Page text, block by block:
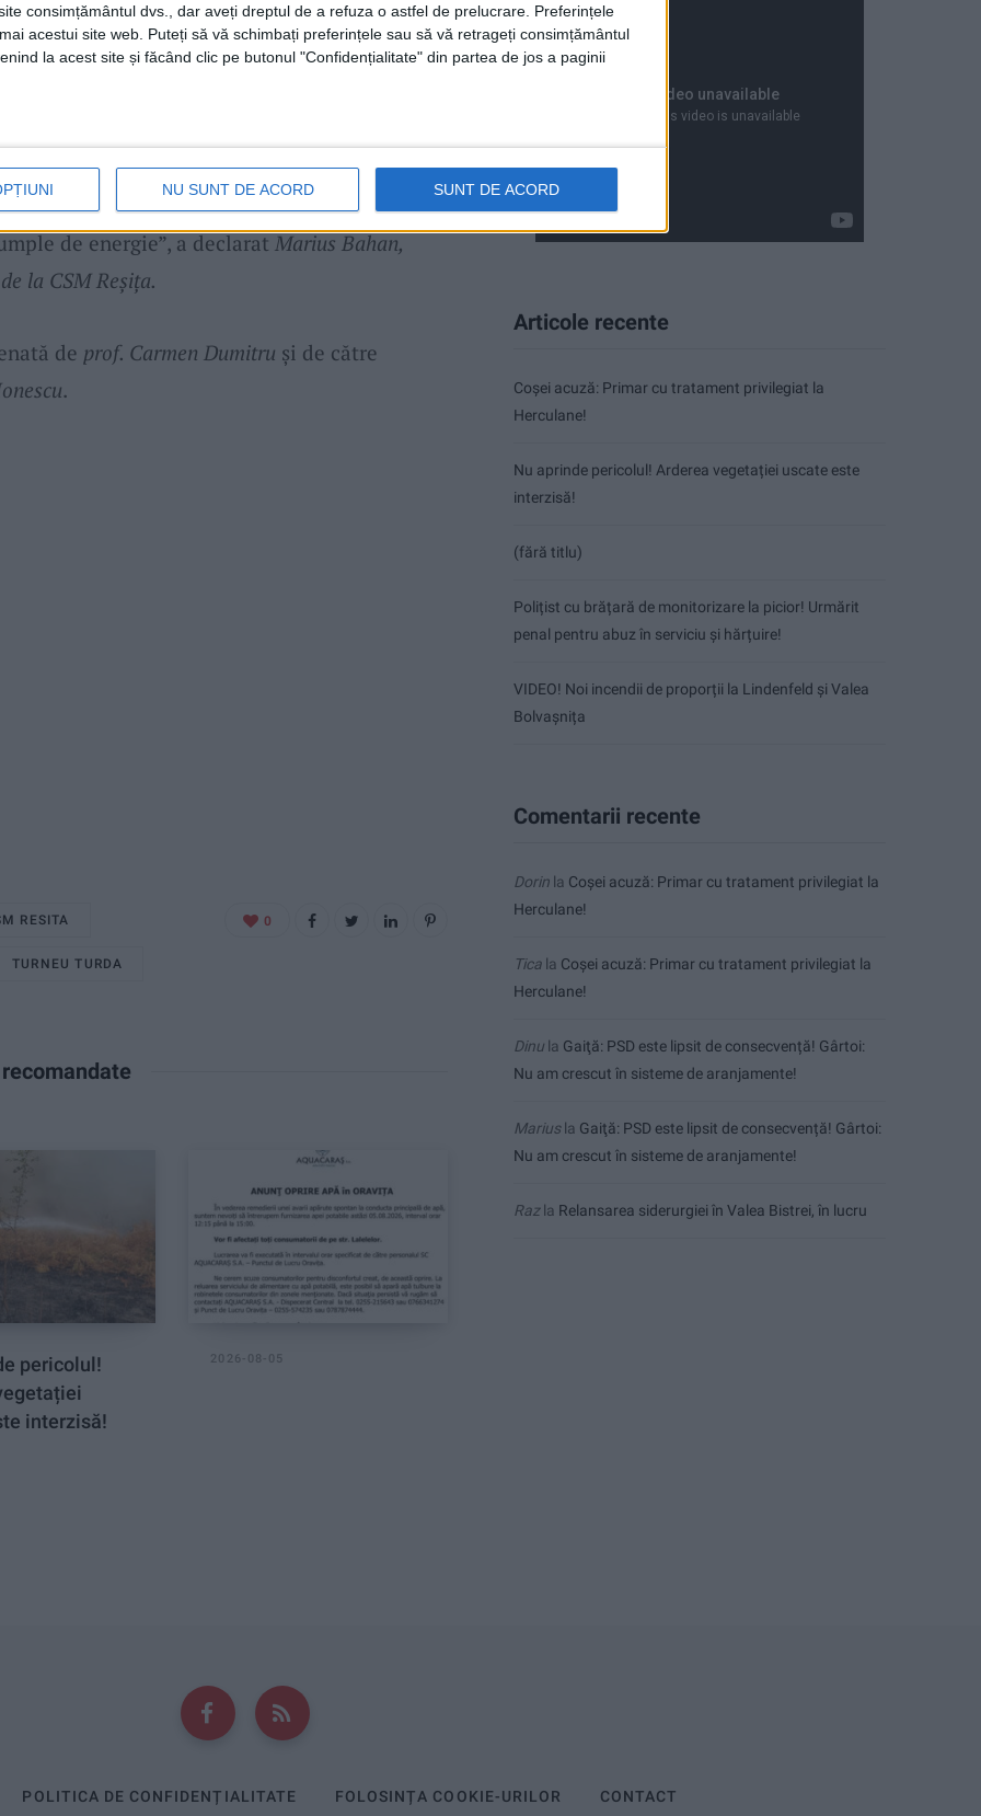
consimțământul dvs., dar aveți dreptul de a refuza o astfel de prelucrare. Preferințele
acestui site web. Puteți să vă schimbați preferințele sau să vă retrageți consimțământul
la acest site și făcând clic pe butonul "Confidențialitate" din partea de jos a paginii
NU SUNT DE ACORD SUNT DE ACORD
de ei,președintelui CSM Reșița, Cristi
susținere și pentru faptul că sunt
pe tot parcursul zilei, vom
cu Făgăraș, deci va fi o zi plină de
plăcut atunci când intri într-o sală
de energie”, a declaratMarius Bahan,
la CSM Reșița.
de prof. Carmen Dumitru și de către
.
RESITA
TURNEU TURDA
0
pericolul!
interzisă!
2026-08-05
Articole recente
Coșei acuză: Primar cu tratament privilegiat la
Herculane!
Nu aprinde pericolul! Arderea vegetației uscate este
interzisă!
(fără titlu)
Polițist cu brățară de monitorizare la picior! Urmărit
penal pentru abuz în serviciu și hărțuire!
VIDEO! Noi incendii de proporții la Lindenfeld și Valea
Bolvașnița
Comentarii recente
Dorin la Coșei acuză: Primar cu tratament privilegiat la
Herculane!
Tica la Coșei acuză: Primar cu tratament privilegiat la
Herculane!
Dinu la Gaiţă: PSD este lipsit de consecvență! Gârtoi:
Nu am crescut în sisteme de aranjamente!
Mariusla Gaiţă: PSD este lipsit de consecvență! Gârtoi:
Nu am crescut în sisteme de aranjamente!
Razla Relansarea siderurgiei în Valea Bistrei, în lucru
POLITICA DE CONFIDENȚIALITATE FOLOSINȚA COOKIE-URILOR CONTACT